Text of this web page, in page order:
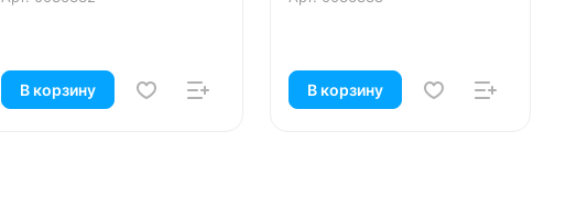
В корзину В корзину